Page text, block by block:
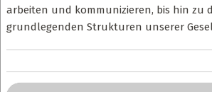
arbeiten und kommunizieren, bis hin zu
grundlegenden Strukturen unserer